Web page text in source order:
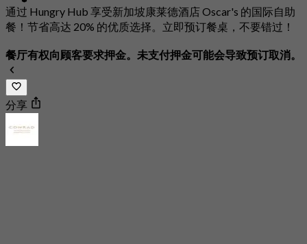
通过 Hungry Hub 享受新加坡康莱德酒店 Oscar's 的国际自助
餐！节省高达 20% 的优质选择。立即预订餐桌，不要错过！
餐厅有权向顾客要求押金。未支付押金可能会导致预订取消。
分享